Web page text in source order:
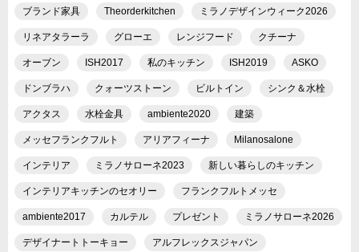
ブランド家具 Theorderkitchen ミラノデザインウィーク2026
リネアタラーラ グローエ レンジフード クチーナ
オーブン ISH2017 私のキッチン ISH2019 ASKO
ドンブラハ クォーツストーン ビルトイン シンク＆水栓
アクタス 水栓金具 ambiente2020 建築
メッセフランクフルト アリアフィーナ Milanosalone
インテリア ミラノサローネ2023 新しい暮らしのキッチン
インテリアキッチンのセオリー フランクフルトメッセ
ambiente2017 カルテル プレゼント ミラノサローネ2026
デザイナートトーキョー アルフレックスジャパン